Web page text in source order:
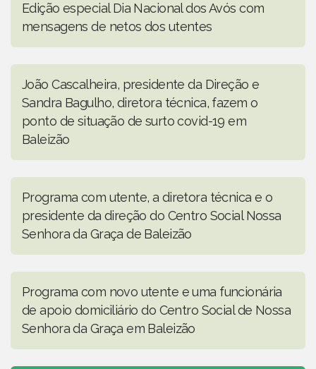
Edição especial Dia Nacional dos Avós com
mensagens de netos dos utentes
João Cascalheira, presidente da Direção e
Sandra Bagulho, diretora técnica, fazem o
ponto de situação de surto covid-19 em
Baleizão
Programa com utente, a diretora técnica e o
presidente da direção do Centro Social Nossa
Senhora da Graça de Baleizão
Programa com novo utente e uma funcionária
de apoio domiciliário do Centro Social de Nossa
Senhora da Graça em Baleizão